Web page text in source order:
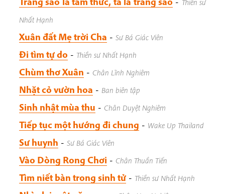
Thiền sư
Nhất Hạnh
Xuân đất Mẹ trời Cha - Sư Bá Giác Viên
Đi tìm tự do - Thiền sư Nhất Hạnh
Chùm thơ Xuân - Chân Lĩnh Nghiêm
Nhặt cỏ vườn hoa - Ban biên tập
Sinh nhật mùa thu - Chân Duyệt Nghiêm
Tiếp tục một hướng đi chung - Wake Up Thailand
Sư huynh - Sư Bá Giác Viên
Vào Dòng Rong Chơi - Chân Thuần Tiến
Tìm niết bàn trong sinh tử- Thiền sư Nhất Hạnh